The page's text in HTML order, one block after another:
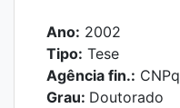
Ano: 2002
Tipo: Tese
Agência fin.: CNPq
Grau: Doutorado